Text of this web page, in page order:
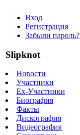
Вход
Регистрация
Забыли пароль?
Slipknot
Новости
Участники
Ex-Участники
Биография
Факты
Дискография
Видеография